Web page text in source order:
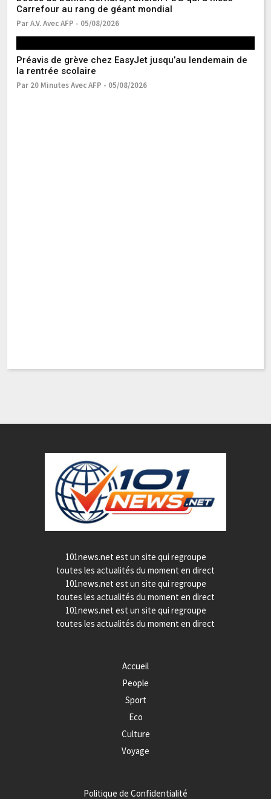
Carrefour au rang de géant mondial
Par A.V. Avec AFP - 05/08/2026
Préavis de grève chez EasyJet jusqu’au lendemain de
la rentrée scolaire
Par 20 Minutes Avec AFP - 05/08/2026
101news.net est un site qui regroupe
toutes les actualités du moment en direct
101news.net est un site qui regroupe
toutes les actualités du moment en direct
101news.net est un site qui regroupe
toutes les actualités du moment en direct
Accueil
People
Sport
Eco
Culture
Voyage
Politique de Confidentialité